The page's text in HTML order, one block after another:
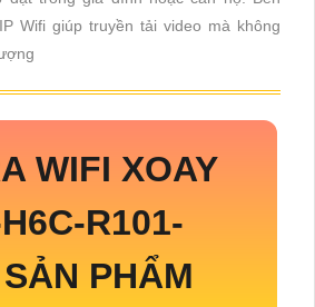
Wifi giúp truyền tải video mà không
WIFI XOAY
R101-
SẢN PHẨM